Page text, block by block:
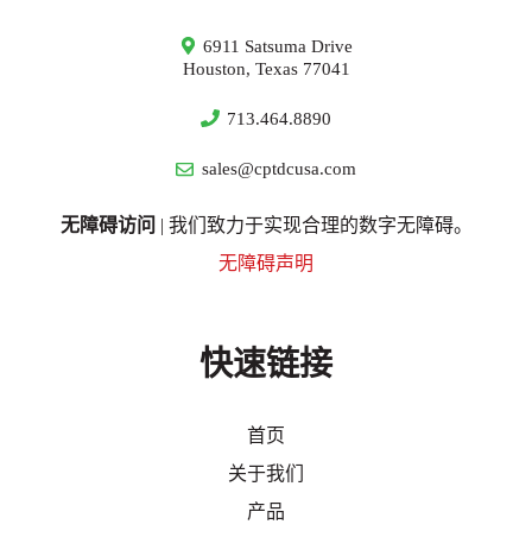
快速链接
首页
关于我们
产品
6911 Satsuma Drive
Houston, Texas 77041
713.464.8890
sales@cptdcusa.com
无障碍访问 | 我们致力于实现合理的数字无障碍。
无障碍声明